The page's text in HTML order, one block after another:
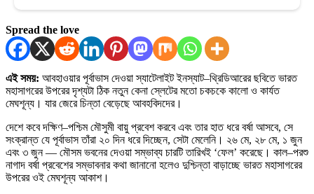
Spread the love
এই সময়: আবহাওয়ার পূর্বাভাস দেওয়া স্যাটেলাইট ইনস্যাট–থ্রিডিআরের ছবিতে ভারত
মহাসাগরের উপরের দৃশ্যটা ঠিক নতুন কেনা স্লেটের মতো চকচকে কালো ও কার্যত
মেঘশূন্য। যার জেরে চিন্তা বেড়েছে আবহবিদদের।
দেশে কবে দক্ষিণ–পশ্চিম মৌসুমী বায়ু প্রবেশ করবে এবং তার হাত ধরে বর্ষা আসবে, সে
সংক্রান্ত যে পূর্বাভাস তাঁরা ২০ দিন ধরে দিচ্ছেন, সেটা মেলেনি। ২৬ মে, ২৮ মে, ১ জুন
এবং ৩ জুন — মৌসম ভবনের দেওয়া সম্ভাব্য চারটি তারিখই ‘ফেল’ করেছে। কাল–পরশু
নাগাদ বর্ষা প্রবেশের সম্ভাবনার কথা জানানো হলেও দুশ্চিন্তা বাড়াচ্ছে ভারত মহাসাগরের
উপরের ওই মেঘশূন্য আকাশ।